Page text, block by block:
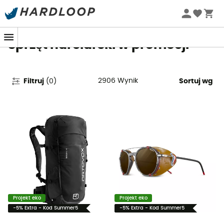
Letnie promocje 🔥 -5% DODATKOWO przy zakupie 2
Sprzęt narciarski w promocji
Filtruj (0 ) 2906 Wynik Sortuj wg
Projekt eko
-5% Extra - Kod Summer5
Projekt eko
-5% Extra - Kod Summer5